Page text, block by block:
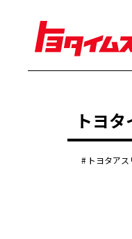
豊田章男
労使協議会
トヨ
トヨタアス